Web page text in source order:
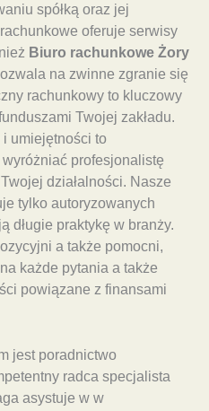
spółką oraz jej
oferuje serwisy
Biuro rachunkowe Żory
na zwinne zgranie się
rachunkowy to kluczowy
Twojej zakładu.
i umiejętności to
profesjonalistę
działalności. Nasze
tylko autoryzowanych
długie praktykę w branży.
a także pomocni,
każde pytania a także
powiązane z finansami
jest poradnictwo
radca specjalista
asystuje w w